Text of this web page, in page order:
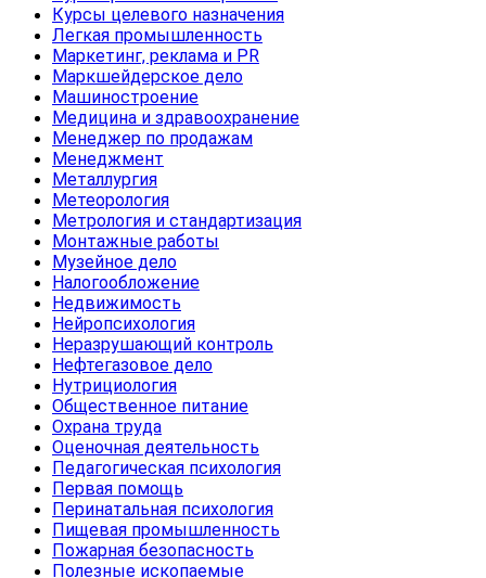
Курсы целевого назначения
Легкая промышленность
Маркетинг, реклама и PR
Маркшейдерское дело
Машиностроение
Медицина и здравоохранение
Менеджер по продажам
Менеджмент
Металлургия
Метеорология
Метрология и стандартизация
Монтажные работы
Музейное дело
Налогообложение
Недвижимость
Нейропсихология
Неразрушающий контроль
Нефтегазовое дело
Нутрициология
Общественное питание
Охрана труда
Оценочная деятельность
Педагогическая психология
Первая помощь
Перинатальная психология
Пищевая промышленность
Пожарная безопасность
Полезные ископаемые